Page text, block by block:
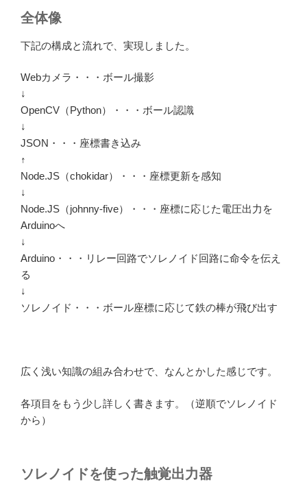
全体像
下記の構成と流れで、実現しました。
Webカメラ・・・ボール撮影
↓
OpenCV（Python）・・・ボール認識
↓
JSON・・・座標書き込み
↑
Node.JS（chokidar）・・・座標更新を感知
↓
Node.JS（johnny-five）・・・座標に応じた電圧出力を
Arduinoへ
↓
Arduino・・・リレー回路でソレノイド回路に命令を伝え
る
↓
ソレノイド・・・ボール座標に応じて鉄の棒が飛び出す
広く浅い知識の組み合わせで、なんとかした感じです。
各項目をもう少し詳しく書きます。（逆順でソレノイド
から）
ソレノイドを使った触覚出力器